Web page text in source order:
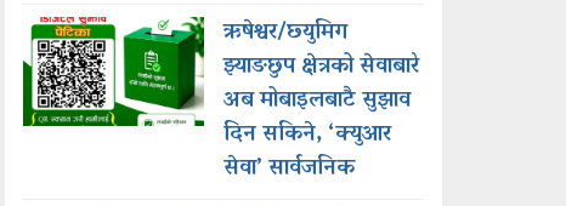
ऋषेश्वर/छ्युमिग
झ्याङछुप क्षेत्रको सेवाबारे
अब मोबाइलबाटै सुझाव
दिन सकिने, ‘क्युआर
सेवा’ सार्वजनिक